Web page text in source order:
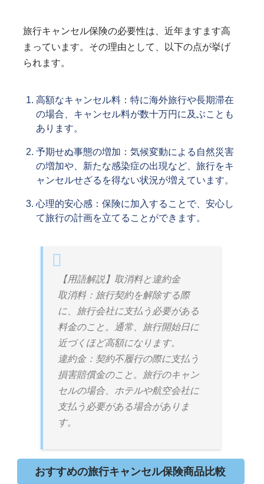
旅行キャンセル保険の必要性は、近年ますます高
まっています。その理由として、以下の点が挙げ
られます。
高額なキャンセル料：特に海外旅行や長期滞在
の場合、キャンセル料が数十万円に及ぶことも
あります。
予期せぬ事態の増加：気候変動による自然災害
の増加や、新たな感染症の出現など、旅行をキ
ャンセルせざるを得ない状況が増えています。
心理的安心感：保険に加入することで、安心し
て旅行の計画を立てることができます。
【用語解説】取消料と違約金
取消料：旅行契約を解除する際
に、旅行会社に支払う必要がある
料金のこと。通常、旅行開始日に
近づくほど高額になります。
違約金：契約不履行の際に支払う
損害賠償金のこと。旅行のキャン
セルの場合、ホテルや航空会社に
支払う必要がある場合がありま
す。
おすすめの旅行キャンセル保険商品比較